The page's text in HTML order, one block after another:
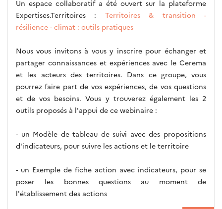
Un espace collaboratif a été ouvert sur la plateforme
Expertises.Territoires : Territoires & transition -
résilience - climat : outils pratiques
Nous vous invitons à vous y inscrire pour échanger et
partager connaissances et expériences avec le Cerema
et les acteurs des territoires. Dans ce groupe, vous
pourrez faire part de vos expériences, de vos questions
et de vos besoins. Vous y trouverez également les 2
outils proposés à l'appui de ce webinaire :
- un Modèle de tableau de suivi avec des propositions
d'indicateurs, pour suivre les actions et le territoire
- un Exemple de fiche action avec indicateurs, pour se
poser les bonnes questions au moment de
l'établissement des actions